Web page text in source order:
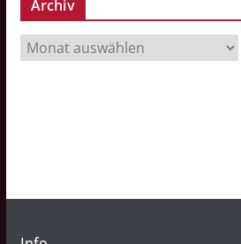
Archiv
r